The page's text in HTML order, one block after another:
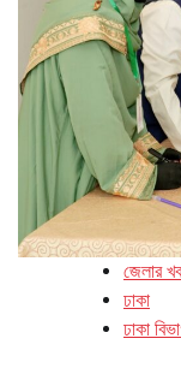
জেলার
ঢাকা
ঢাকা